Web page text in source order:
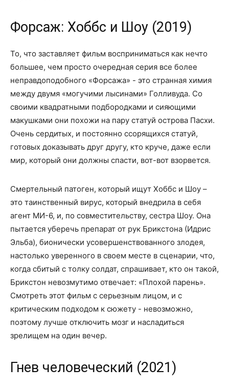
Форсаж: Хоббс и Шоу (2019)
То, что заставляет фильм восприниматься как нечто
большее, чем просто очередная серия все более
неправдоподобного «Форсажа» - это странная химия
между двумя «могучими лысинами» Голливуда. Со
своими квадратными подбородками и сияющими
макушками они похожи на пару статуй острова Пасхи.
Очень сердитых, и постоянно ссорящихся статуй,
готовых доказывать друг другу, кто круче, даже если
мир, который они должны спасти, вот-вот взорвется.
Смертельный патоген, который ищут Хоббс и Шоу –
это таинственный вирус, который внедрила в себя
агент МИ-6, и, по совместительству, сестра Шоу. Она
пытается уберечь препарат от рук Брикстона (Идрис
Эльба), бионически усовершенствованного злодея,
настолько уверенного в своем месте в сценарии, что,
когда сбитый с толку солдат, спрашивает, кто он такой,
Брикстон невозмутимо отвечает: «Плохой парень».
Смотреть этот фильм с серьезным лицом, и с
критическим подходом к сюжету - невозможно,
поэтому лучше отключить мозг и насладиться
зрелищем на один вечер.
Гнев человеческий (2021)